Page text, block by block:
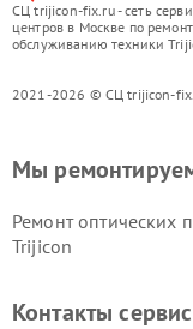
СЦ trijicon-fix.ru - сеть
центров в Москве по
обслуживанию техники
2021-2026 © СЦ trijicon-
Мы
Ремонт оптических
Trijicon
Контакты